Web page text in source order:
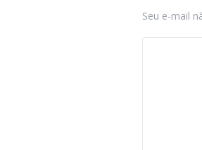
Seu e-mail